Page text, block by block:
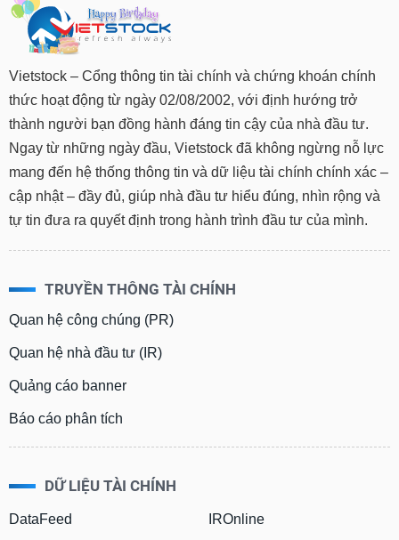
Vietstock – Cổng thông tin tài chính và chứng khoán chính
thức hoạt động từ ngày 02/08/2002, với định hướng trở
thành người bạn đồng hành đáng tin cậy của nhà đầu tư.
Ngay từ những ngày đầu, Vietstock đã không ngừng nỗ lực
mang đến hệ thống thông tin và dữ liệu tài chính chính xác –
cập nhật – đầy đủ, giúp nhà đầu tư hiểu đúng, nhìn rộng và
tự tin đưa ra quyết định trong hành trình đầu tư của mình.
TRUYỀN THÔNG TÀI CHÍNH
Quan hệ công chúng (PR)
Quan hệ nhà đầu tư (IR)
Quảng cáo banner
Báo cáo phân tích
DỮ LIỆU TÀI CHÍNH
DataFeed
IROnline
cụ
đầu
tư
Truyền
liệu
chính